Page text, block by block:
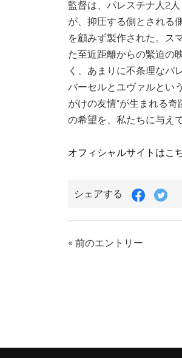
監督は、パレスチナ人2
が、抑圧する側とされる
を顧みず製作された。ス
た至近距離からの緊迫の
く、あまりに不条理なパ
バーセルとユヴァルとい
がけの友情”が生まれる
の希望を、私たちに与え
オフィシャルサイトはこ
シェアする
« 前のエントリー